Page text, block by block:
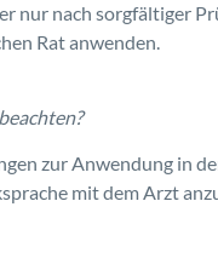
nur nach sorgfältiger
Rat anwenden.
zur Anwendung in
mit dem Arzt